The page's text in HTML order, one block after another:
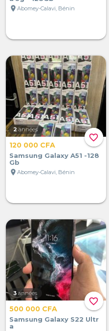
location_on Abomey-Calavi, Bénin
favorite_border
2 années
120 000 CFA
Samsung Galaxy A51 -128
Gb
location_on Abomey-Calavi, Bénin
favorite_border
3 années
500 000 CFA
Samsung Galaxy S22 Ultr
a